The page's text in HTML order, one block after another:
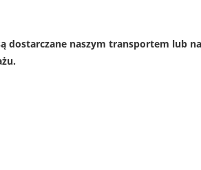
dostarczane naszym transportem lub